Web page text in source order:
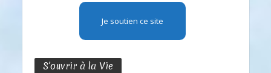
Je soutien ce site
S’ouvrir à la Vie